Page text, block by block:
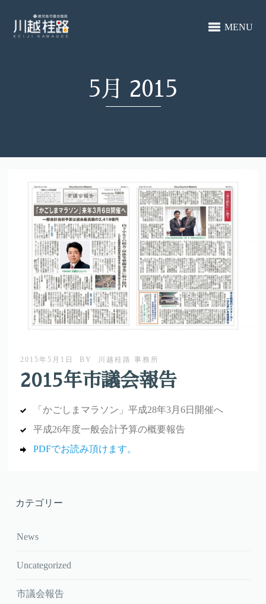
MENU
5月 2015
2015年5月1日 BY 川越桂路 事務所
2015年市議会報告
「かごしまマラソン」平成28年3月6日開催へ
平成26年度一般会計予算の概要報告
PDFでお読み頂けます。
カテゴリー
News
Uncategorized
市議会報告